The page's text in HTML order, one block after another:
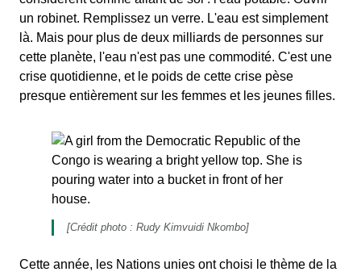
un robinet. Remplissez un verre. L'eau est simplement
là. Mais pour plus de deux milliards de personnes sur
cette planète, l'eau n'est pas une commodité. C'est une
crise quotidienne, et le poids de cette crise pèse
presque entièrement sur les femmes et les jeunes filles.
[Crédit photo : Rudy Kimvuidi Nkombo]
Cette année, les Nations unies ont choisi le thème de la